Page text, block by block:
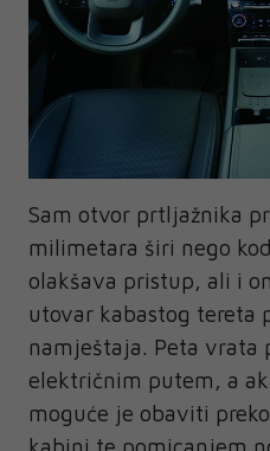
Sam otvor prtljažnika
milimetara širi nego
olakšava pristup, ali i
utovar kabastog tereta
namještaja. Peta vrata
električnim putem, a
moguće je obaviti